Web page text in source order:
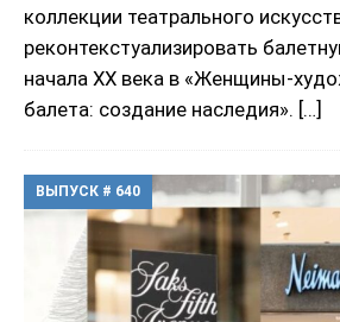
коллекции театрального
реконтекстуализировать
начала XX века в «Женщины-
балета: создание наследия». […]
ВЫПУСК # 640